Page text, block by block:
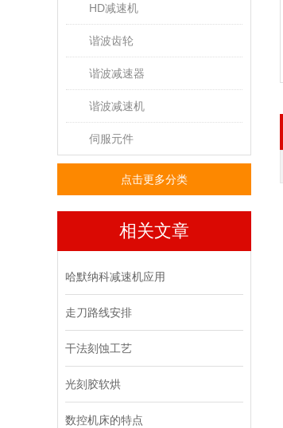
HD减速机
谐波齿轮
谐波减速器
谐波减速机
伺服元件
点击更多分类
相关文章
哈默纳科减速机应用
走刀路线安排
干法刻蚀工艺
光刻胶软烘
数控机床的特点